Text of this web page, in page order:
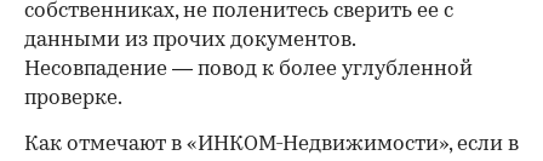
собственниках, не поленитесь сверить ее с
данными из прочих документов.
Несовпадение — повод к более углубленной
проверке.
Как отмечают в «ИНКОМ-Недвижимости», если в